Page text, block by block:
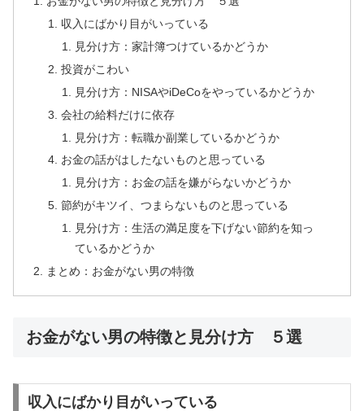
収入にばかり目がいっている
見分け方：家計簿つけているかどうか
投資がこわい
見分け方：NISAやiDeCoをやっているかどうか
会社の給料だけに依存
見分け方：転職か副業しているかどうか
お金の話がはしたないものと思っている
見分け方：お金の話を嫌がらないかどうか
節約がキツイ、つまらないものと思っている
見分け方：生活の満足度を下げない節約を知っ
ているかどうか
まとめ：お金がない男の特徴
お金がない男の特徴と見分け方 ５選
収入にばかり目がいっている